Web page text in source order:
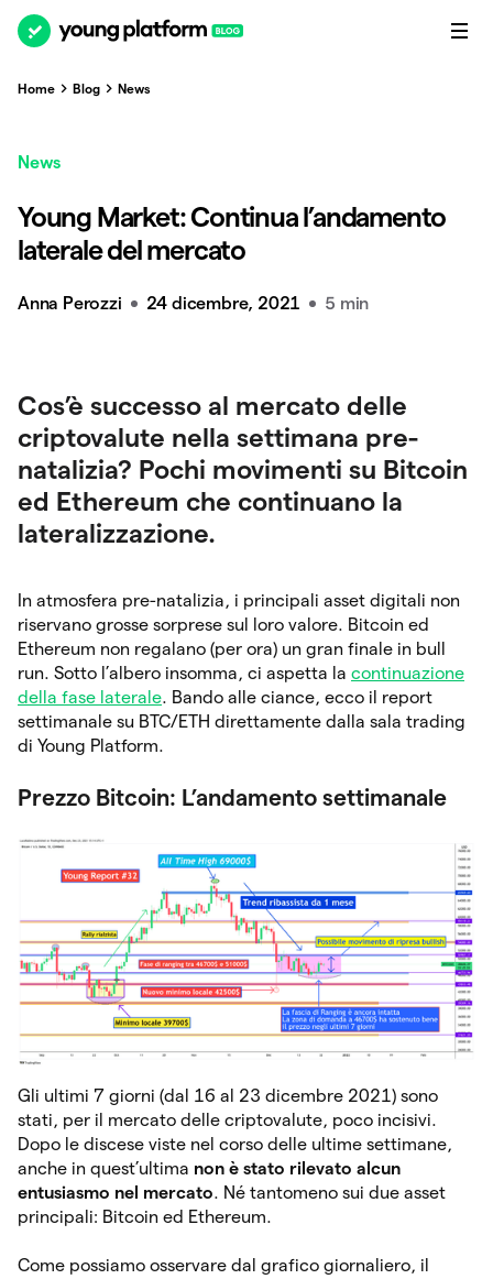
Home Blog News
News
Young Market: Continua l’andamento
laterale del mercato
Anna Perozzi 24 dicembre, 2021 5 min
Cos’è successo al mercato delle
criptovalute nella settimana pre-
natalizia? Pochi movimenti su Bitcoin
ed Ethereum che continuano la
lateralizzazione.
In atmosfera pre-natalizia, i principali asset digitali non
riservano grosse sorprese sul loro valore. Bitcoin ed
Ethereum non regalano (per ora) un gran finale in bull
run. Sotto l’albero insomma, ci aspetta la continuazione
della fase laterale. Bando alle ciance, ecco il report
settimanale su BTC/ETH direttamente dalla sala trading
di Young Platform.
Prezzo Bitcoin: L’andamento settimanale
Gli ultimi 7 giorni (dal 16 al 23 dicembre 2021) sono
stati, per il mercato delle criptovalute, poco incisivi.
Dopo le discese viste nel corso delle ultime settimane,
anche in quest’ultima non è stato rilevato alcun
entusiasmo nel mercato. Né tantomeno sui due asset
principali: Bitcoin ed Ethereum.
Come possiamo osservare dal grafico giornaliero, il